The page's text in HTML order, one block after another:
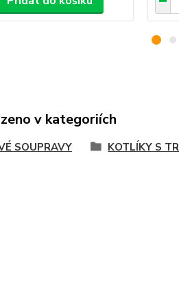
v kategoriích
SOUPRAVY KOTLÍKY S